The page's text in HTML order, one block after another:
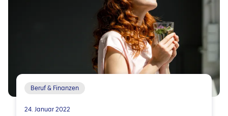
Beruf & Finanzen
24. Januar 2022